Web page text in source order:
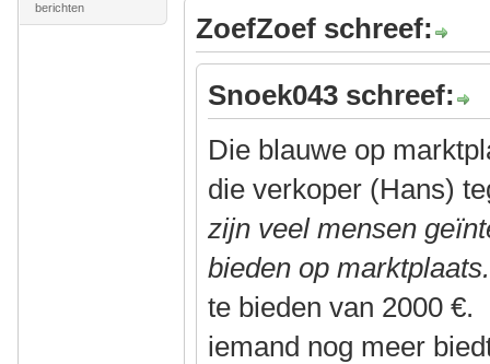
berichten
ZoefZoef schreef:
Snoek043 schreef:
Die blauwe op
die verkoper (Hans)
zijn veel mensen
bieden op
te bieden van 2000
iemand nog meer